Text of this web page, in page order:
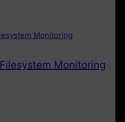
Monitoring
Monitoring